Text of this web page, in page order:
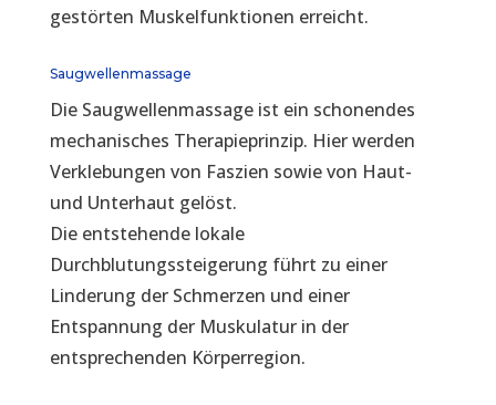
gestörten Muskelfunktionen erreicht.
Saugwellenmassage
Die Saugwellenmassage ist ein schonendes
mechanisches Therapieprinzip. Hier werden
Verklebungen von Faszien sowie von Haut-
und Unterhaut gelöst.
Die entstehende lokale
Durchblutungssteigerung führt zu einer
Linderung der Schmerzen und einer
Entspannung der Muskulatur in der
entsprechenden Körperregion.